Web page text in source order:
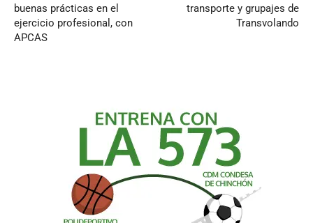
buenas prácticas en el
ejercicio profesional, con
APCAS
transporte y grupajes de
Transvolando